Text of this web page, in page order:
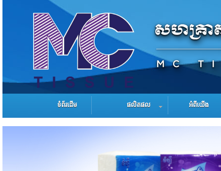
ទំព័រដើម ផលិតផល អំពីយើង